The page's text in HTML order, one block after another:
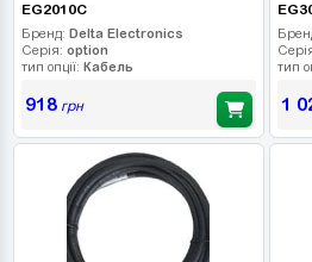
EG2010C
Бренд: Delta Electronics
Серія: option
тип опції: Кабель
918грн
тип
1